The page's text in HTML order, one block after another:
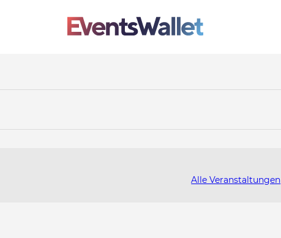
Alle Veranstaltungen